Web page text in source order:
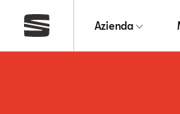
Azienda